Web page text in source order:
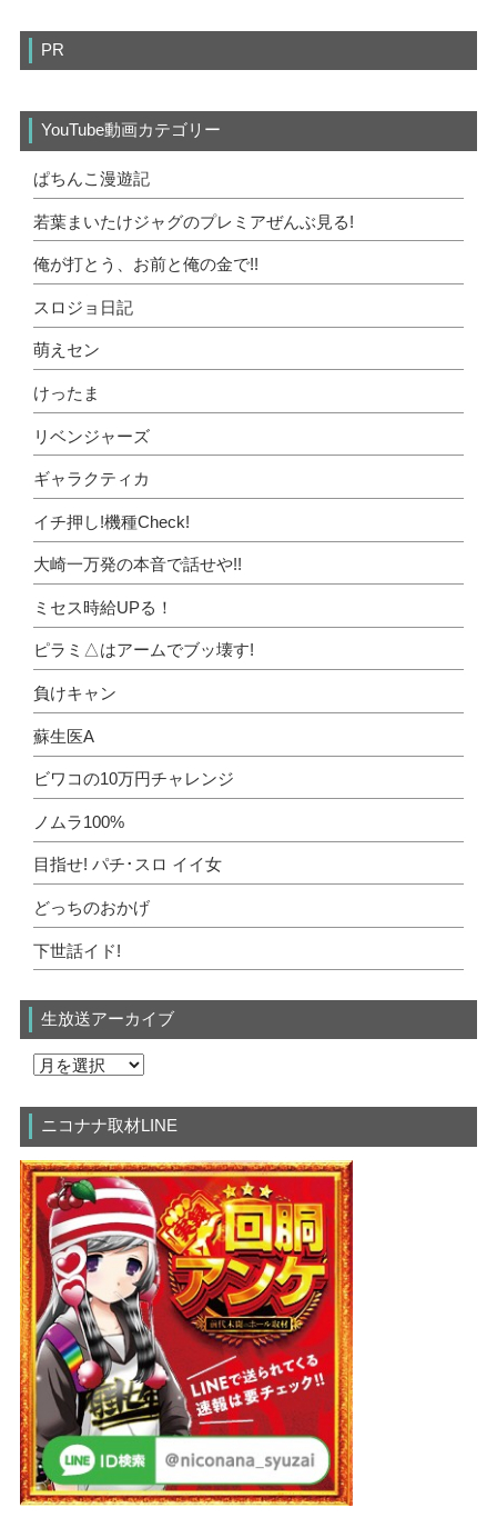
PR
YouTube動画カテゴリー
ぱちんこ漫遊記
若葉まいたけジャグのプレミアぜんぶ見る!
俺が打とう、お前と俺の金で!!
スロジョ日記
萌えセン
けったま
リベンジャーズ
ギャラクティカ
イチ押し!機種Check!
大崎一万発の本音で話せや!!
ミセス時給UPる！
ピラミ△はアームでブッ壊す!
負けキャン
蘇生医A
ビワコの10万円チャレンジ
ノムラ100%
目指せ! パチ･スロ イイ女
どっちのおかげ
下世話イド!
生放送アーカイブ
ニコナナ取材LINE